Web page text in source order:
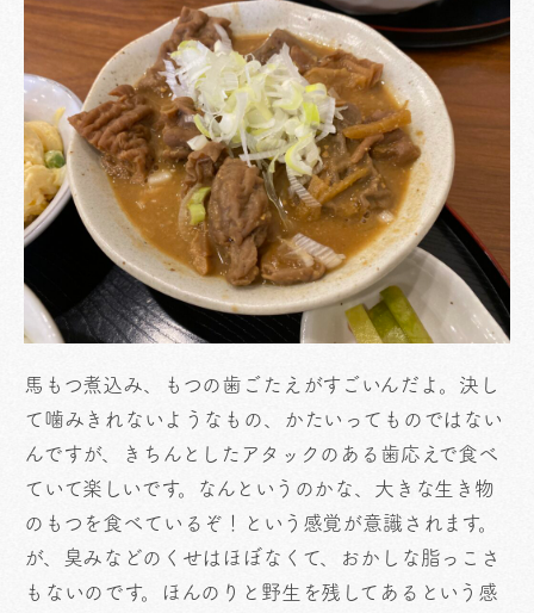
馬もつ煮込み、もつの歯ごたえがすごいんだよ。決し
て噛みきれないようなもの、かたいってものではない
んですが、きちんとしたアタックのある歯応えで食べ
ていて楽しいです。なんというのかな、大きな生き物
のもつを食べているぞ！という感覚が意識されます。
が、臭みなどのくせはほぼなくて、おかしな脂っこさ
もないのです。ほんのりと野生を残してあるという感